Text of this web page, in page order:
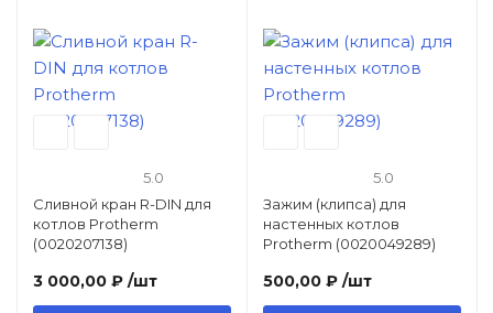
5.0
Сливной кран R-DIN для
котлов Protherm
(0020207138)
3 000,00 ₽ /шт
5.0
Зажим (клипса) для
настенных котлов
Protherm (0020049289)
500,00 ₽ /шт
электроды / горелочные трубы
Электронные платы и провода
Теплоизоляция (изоляционные
панели) камеры сгорания
Прочие компоненты